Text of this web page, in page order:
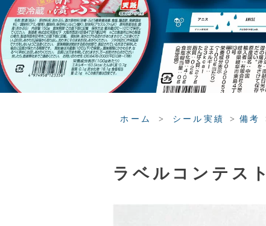
ホーム > シール実績 > 備考
ラベルコンテス